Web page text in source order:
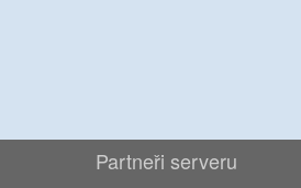
Partneři serveru